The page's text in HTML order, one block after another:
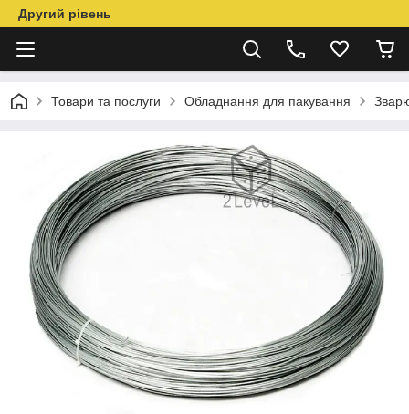
Другий рівень
Товари та послуги Обладнання для пакування